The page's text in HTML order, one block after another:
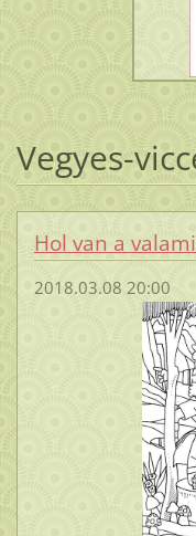
Vegyes-
Hol van a
2018.03.08 20:00